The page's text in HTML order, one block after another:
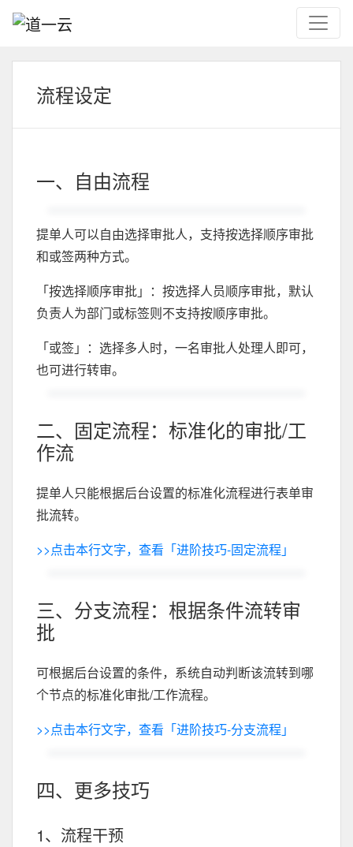
流程设定
一、自由流程
提单人可以自由选择审批人，支持按选择顺序审批
和或签两种方式。
「按选择顺序审批」：按选择人员顺序审批，默认
负责人为部门或标签则不支持按顺序审批。
「或签」：选择多人时，一名审批人处理人即可，
也可进行转审。
二、固定流程：标准化的审批/工
作流
提单人只能根据后台设置的标准化流程进行表单审
批流转。
>>点击本行文字，查看「进阶技巧-固定流程」
三、分支流程：根据条件流转审
批
可根据后台设置的条件，系统自动判断该流转到哪
个节点的标准化审批/工作流程。
>>点击本行文字，查看「进阶技巧-分支流程」
四、更多技巧
1、流程干预